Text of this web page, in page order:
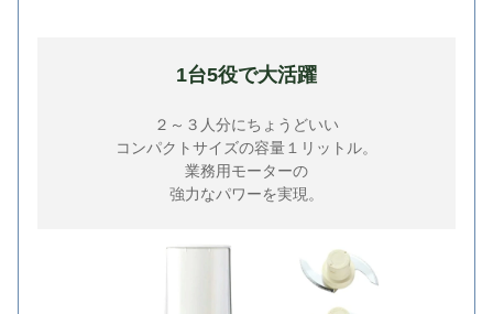
1台5役で大活躍
２～３人分にちょうどいい
コンパクトサイズの容量１リットル。
業務用モーターの
強力なパワーを実現。